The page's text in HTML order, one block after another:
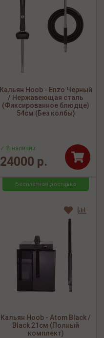
Кальян Hoob - Enzo Черный
/ Нержавеющая сталь
(Фиксированное блюдце)
54см (Без колбы)
✓ В наличии
24000 р.
Бесплатная доставка
Кальян Hoob - Atom Black /
Black 21см (Полный
комплект)